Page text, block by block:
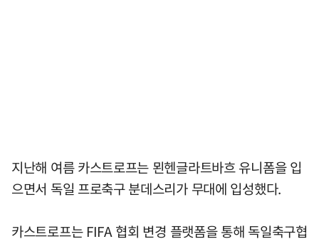
지난해 여름 카스트로프는 묀헨글라트바흐 유니폼을 입
으면서 독일 프로축구 분데스리가 무대에 입성했다.
카스트로프는 FIFA 협회 변경 플랫폼을 통해 독일축구협